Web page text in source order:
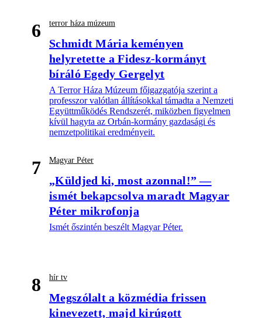
6 terror háza múzeum
Schmidt Mária keményen
helyretette a Fidesz-kormányt
bíráló Egedy Gergelyt
A Terror Háza Múzeum főigazgatója szerint a
professzor valótlan állításokkal támadta a Nemzeti
Együttműködés Rendszerét, miközben figyelmen
kívül hagyta az Orbán-kormány gazdasági és
nemzetpolitikai eredményeit.
7 Magyar Péter
„Küldjed ki, most azonnal!” —
ismét bekapcsolva maradt Magyar
Péter mikrofonja
Ismét őszintén beszélt Magyar Péter.
8 hír tv
Megszólalt a közmédia frissen
kinevezett, majd kirúgott